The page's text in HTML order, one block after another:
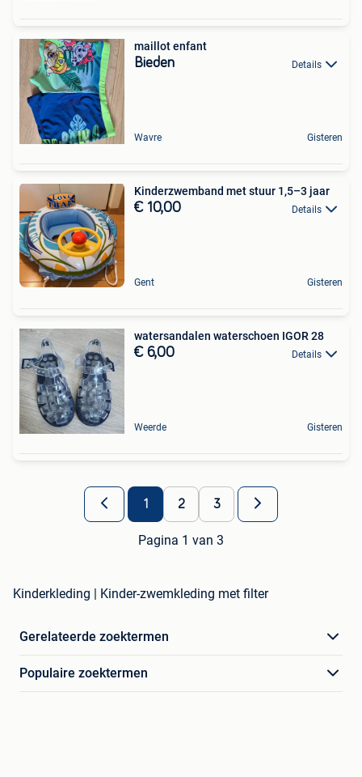
maillot enfant
Bieden Details
Wavre Gisteren
Kinderzwemband met stuur 1,5–3 jaar
€ 10,00 Details
Gent Gisteren
watersandalen waterschoen IGOR 28
€ 6,00 Details
Weerde Gisteren
1 2 3
Pagina 1 van 3
Kinderkleding | Kinder-zwemkleding met filter
Gerelateerde zoektermen
Populaire zoektermen